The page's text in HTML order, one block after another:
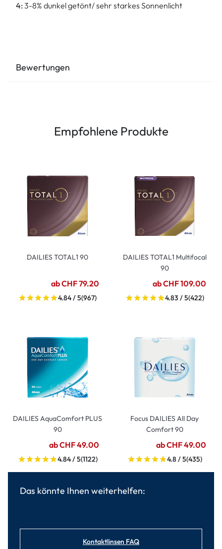
4: 3-8% dunkel getönt/ sehr starkes Sonnenlicht
Bewertungen
Empfohlene Produkte
DAILIES TOTAL1 90
ab CHF 79.20
4.84 / 5(967)
DAILIES TOTAL1 Multifocal
90
ab CHF 109.00
4.83 / 5(422)
DAILIES AquaComfort PLUS
90
ab CHF 49.00
4.84 / 5(1122)
Focus DAILIES All Day
Comfort 90
ab CHF 49.00
4.8 / 5(435)
Das könnte Ihnen weiterhelfen:
Kontaktlinsen FAQ